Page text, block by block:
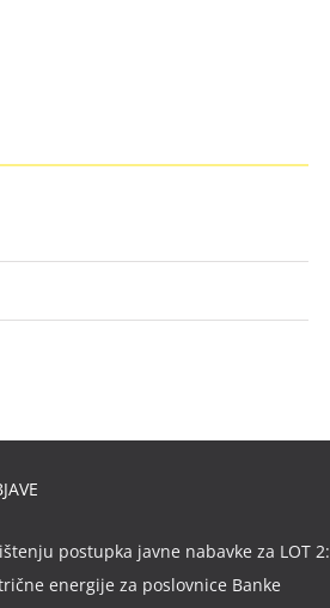
postupka javne nabavke za LOT 2:
energije za poslovnice Banke